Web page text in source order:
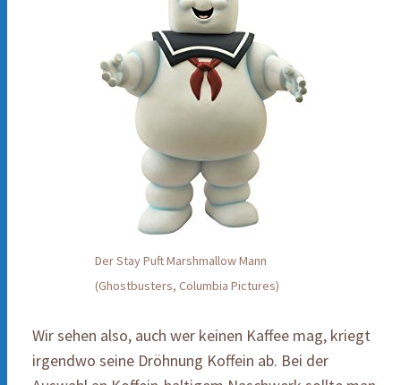
Der Stay Puft Marshmallow Mann
(Ghostbusters, Columbia Pictures)
Wir sehen also, auch wer keinen Kaffee mag, kriegt
irgendwo seine Dröhnung Koffein ab. Bei der